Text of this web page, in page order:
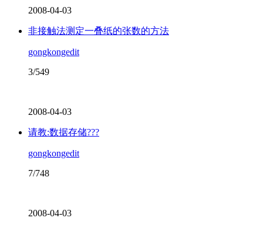
2008-04-03
非接触法测定一叠纸的张数的方法
gongkongedit
3/549
2008-04-03
请教:数据存储???
gongkongedit
7/748
2008-04-03